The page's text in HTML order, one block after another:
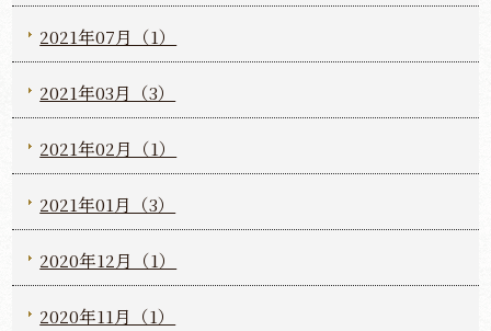
2021年07月（1）
2021年03月（3）
2021年02月（1）
2021年01月（3）
2020年12月（1）
2020年11月（1）